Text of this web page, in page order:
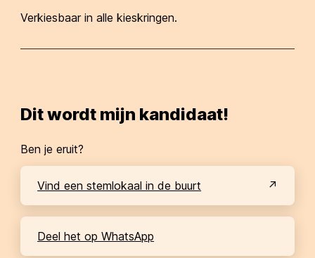
Verkiesbaar in alle kieskringen.
Dit wordt mijn kandidaat!
Ben je eruit?
Vind een stemlokaal in de buurt
Deel het op WhatsApp